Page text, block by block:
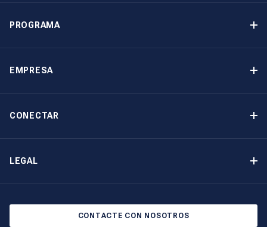
PROGRAMA
EMPRESA
CONECTAR
LEGAL
CONTACTE CON NOSOTROS